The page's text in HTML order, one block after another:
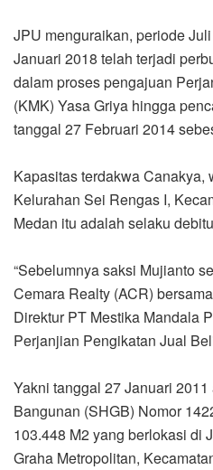
JPU menguraikan, periode
Januari 2018 telah terjadi
dalam proses pengajuan
(KMK) Yasa Griya hingga
tanggal 27 Februari 2014
Kapasitas terdakwa Canakya,
Kelurahan Sei Rengas I,
Medan itu adalah selaku
“Sebelumnya saksi Mujianto
Cemara Realty (ACR)
Direktur PT Mestika Mandala
Perjanjian Pengikatan Jual
Yakni tanggal 27 Januari
Bangunan (SHGB) Nomor
103.448 M2 yang berlokasi di
Graha Metropolitan,